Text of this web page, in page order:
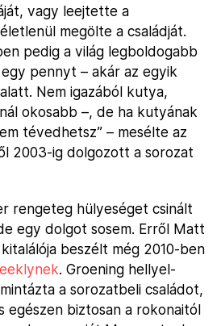
vagy leejtette a
megölte a családját.
pedig a világ legboldogabb
pennyt – akár az egyik
Nem igazából kutya,
okosabb –, de ha kutyának
tévedhetsz” – mesélte az
2003-ig dolgozott a sorozat
rengeteg hülyeséget csinált
egy dolgot sosem. Erről Matt
beszélt még 2010-ben
. Groening hellyel-
a sorozatbeli családot,
egészen biztosan a rokonaitól